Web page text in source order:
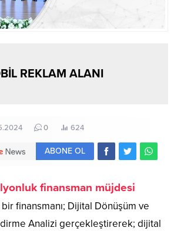
REKLAM ALANI
0 624
ABONE OL
finansman müjdesi
finansmanı; Dijital Dönüşüm ve
Analizi gerçekleştirerek; dijital